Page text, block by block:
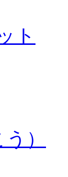
ト
）